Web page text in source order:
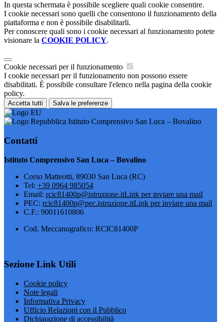
In questa schermata è possibile scegliere quali cookie consentire.
I cookie necessari sono quelli che consentono il funzionamento della
piattaforma e non è possibile disabilitarli.
Per conoscere quali sono i cookie necessari al funzionamento potete
visionare la COOKIE POLICY.
Cookie necessari per il funzionamento
I cookie necessari per il funzionamento non possono essere
disabilitati. È possibile consultare l'elenco nella pagina della cookie
policy.
Accetta tutti Salva le preferenze
Istituto Comprensivo San Luca – Bovalino
Contatti
Istituto Comprensivo San Luca – Bovalino
Corso Matteotti, 89030 San Luca (RC)
Tel: +39 0964 985054
Email: rcic81400p@istruzione.itLink per inviare una mail
PEC: rcic81400p@pec.istruzione.itLink per inviare una mail
C.F.: 90011610806
Cod. Meccanografico: RCIC81400P
Sezione Link Utili
Cookie policy
Note legali
Informativa Privacy
Ufficio Relazioni con il Pubblico
Dichiarazione di accessibilità